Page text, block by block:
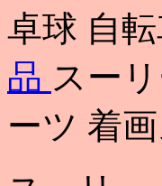
卓球 自
品 スー
ーツ 着